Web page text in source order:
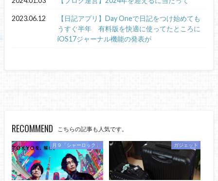
2023.06.12
【日記アプリ】Day Oneで日記をつけ始めても
うすぐ半年 有料版を快適に使ってたところに
iOS17ジャーナル機能の発表が
RECOMMEND こちらの記事も人気です。
月９「シャーロック」 ガジェット